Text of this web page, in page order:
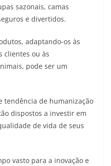
sazonais, camas
e divertidos.
adaptando-os às
clientes ou às
pode ser um
tendência de humanização
dispostos a investir em
de vida de seus
vasto para a inovação e